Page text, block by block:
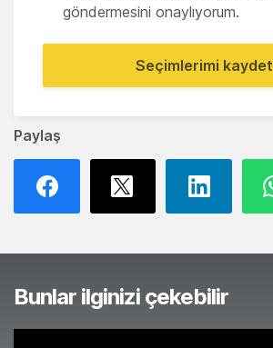
Paylaş
göndermesini onaylıyorum.
Seçimlerimi kaydet
Bunlar ilginizi çekebilir